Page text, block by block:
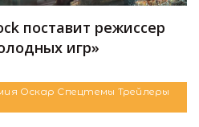
поставит режиссер
игр»
Оскар Спецтемы Трейлеры